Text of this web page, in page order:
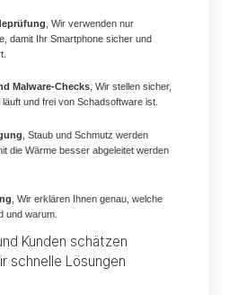
, Wir verwenden nur
damit Ihr Smartphone sicher und
Malware-Checks, Wir stellen sicher,
und frei von Schadsoftware ist.
, Staub und Schmutz werden
die Wärme besser abgeleitet werden
, Wir erklären Ihnen genau, welche
und warum.
Kunden schätzen
schnelle Lösungen